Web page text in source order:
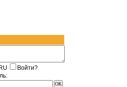
Войти?